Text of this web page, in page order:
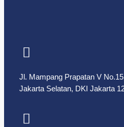
Jl. Mampang Prapatan V
Jakarta Selatan, DKI Jakarta